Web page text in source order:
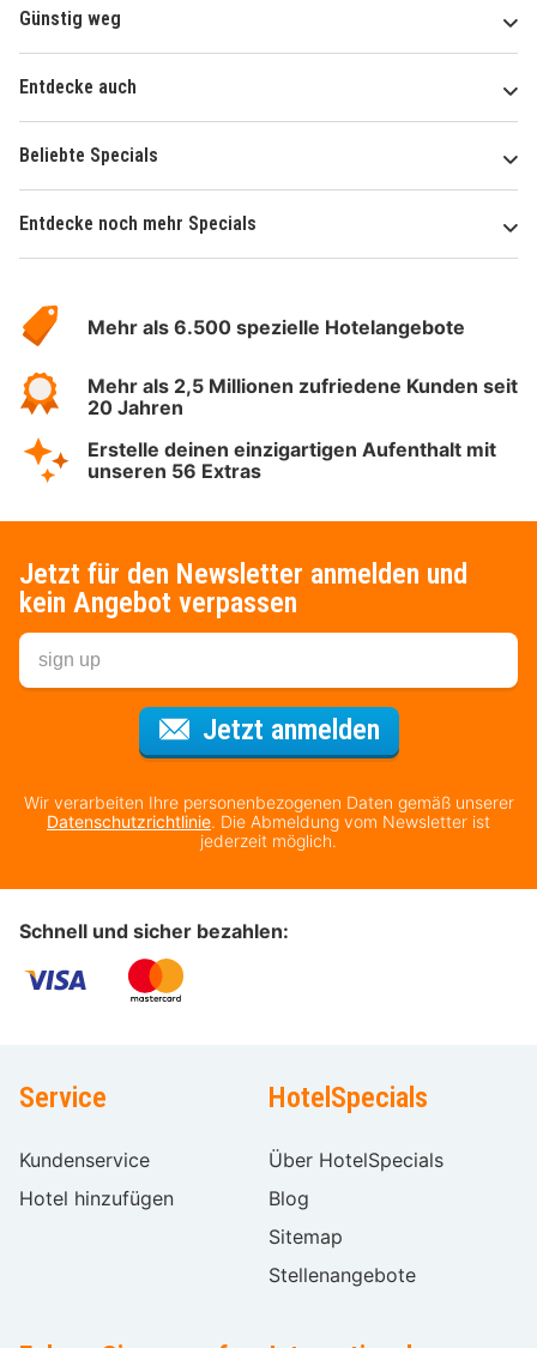
Günstig weg
Entdecke auch
Beliebte Specials
Entdecke noch mehr Specials
Hotelspecials
Mehr als 6.500 spezielle Hotelangebote
Mehr als 2,5 Millionen zufriedene Kunden seit
20 Jahren
Erstelle deinen einzigartigen Aufenthalt mit
unseren 56 Extras
Jetzt für den Newsletter anmelden und
kein Angebot verpassen
Jetzt anmeldenFür den
Wir verarbeiten Ihre personenbezogenen Daten gemäß unserer
Datenschutzrichtlinie. Die Abmeldung vom Newsletter ist
jederzeit möglich.
Schnell und sicher bezahlen:
Service
Kundenservice
Hotel hinzufügen
HotelSpecials
Über HotelSpecials
Blog
Sitemap
Stellenangebote